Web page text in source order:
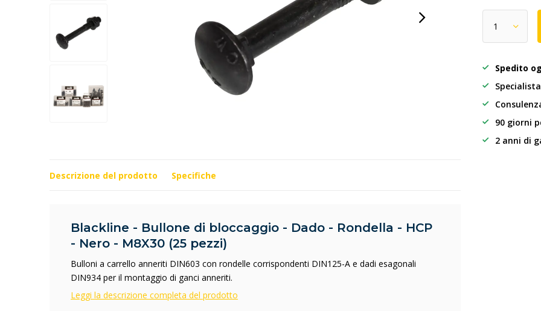
Spedito
90 giorni
2 anni di
Descrizione del prodotto Specifiche
Blackline - Bullone di bloccaggio - Dado - Rondella - HCP
- Nero - M8X30 (25 pezzi)
Bulloni a carrello anneriti DIN603 con rondelle corrispondenti DIN125-A e dadi esagonali
DIN934 per il montaggio di ganci anneriti.
Leggi la descrizione completa del prodotto